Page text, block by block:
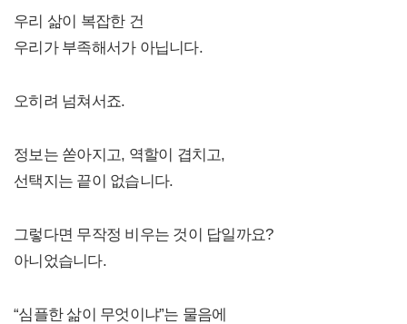
우리 삶이 복잡한 건
우리가 부족해서가 아닙니다.
오히려 넘쳐서죠.
정보는 쏟아지고, 역할이 겹치고,
선택지는 끝이 없습니다.
그렇다면 무작정 비우는 것이 답일까요?
아니었습니다.
“심플한 삶이 무엇이냐”는 물음에